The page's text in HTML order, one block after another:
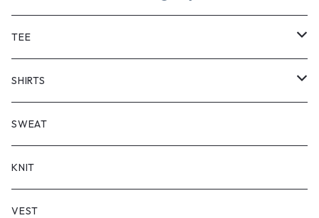
TEE
SHORT SLEEVE
LONG SLEEVE
SHIRTS
SHORT SLEEVE
LONG SLEEVE
SWEAT
KNIT
VEST